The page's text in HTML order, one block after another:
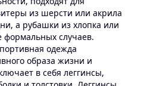
из шерсти или акрила
а рубашки из хлопка или
формальных случаев.
одежда
образа жизни и
в себя леггинсы,